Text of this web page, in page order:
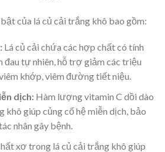
của lá củ cải trắng khô bao gồm:
Lá củ cải chứa các hợp chất có tính
đau tự nhiên, hỗ trợ giảm các triệu
khớp, viêm đường tiết niệu.
dịch:Hàm lượng vitamin C dồi dào
khô giúp củng cố hệ miễn dịch, bảo
nhân gây bệnh.
xơ trong lá củ cải trắng khô giúp